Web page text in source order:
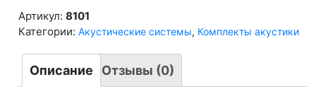
Артикул:8101
Категории:Акустические системы, Комплекты акустики
Описание Отзывы (0)